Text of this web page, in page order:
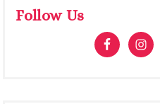
Follow Us